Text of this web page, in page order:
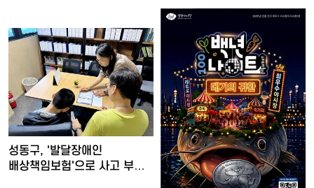
성동구, '발달장애인
배상책임보험'으로 사고 부담